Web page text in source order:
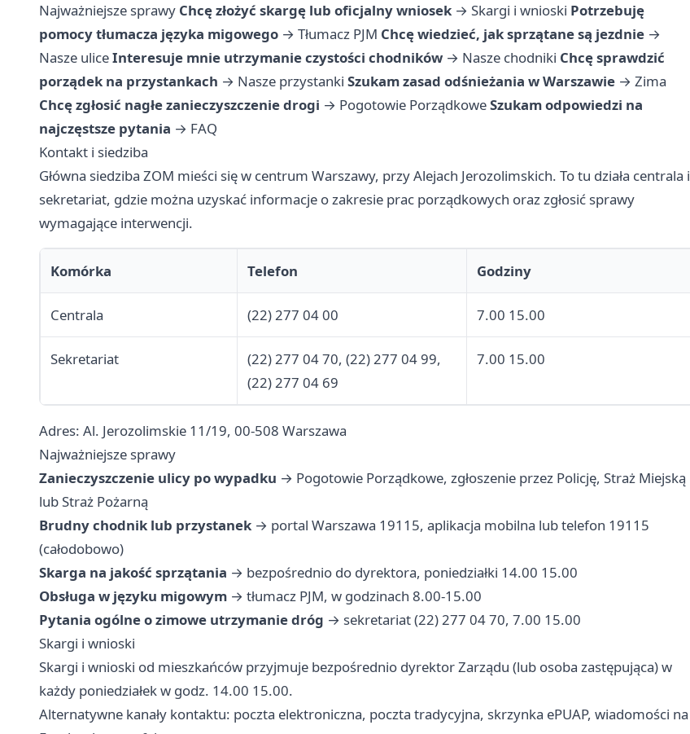
Najważniejsze sprawy Chcę złożyć skargę lub oficjalny wniosek → Skargi i wnioski Potrzebuję
pomocy tłumacza języka migowego → Tłumacz PJM Chcę wiedzieć, jak sprzątane są jezdnie →
Nasze uliceInteresuje mnie utrzymanie czystości chodników → Nasze chodniki Chcę sprawdzić
porządek na przystankach → Nasze przystanki Szukam zasad odśnieżania w Warszawie → Zima
Chcę zgłosić nagłe zanieczyszczenie drogi → Pogotowie PorządkoweSzukam odpowiedzi na
najczęstsze pytania → FAQ
Kontakt i siedziba
Główna siedziba ZOM mieści się w centrum Warszawy, przy Alejach Jerozolimskich. To tu działa centrala i
sekretariat, gdzie można uzyskać informacje o zakresie prac porządkowych oraz zgłosić sprawy
wymagające interwencji.
Komórka Telefon Godziny
Centrala (22) 277 04 00 7.00 15.00
Sekretariat
(22) 277 04 70, (22) 277 04 99,
(22) 277 04 69
7.00 15.00
Adres: Al. Jerozolimskie 11/19, 00-508 Warszawa
Najważniejsze sprawy
Zanieczyszczenie ulicy po wypadku → Pogotowie Porządkowe, zgłoszenie przez Policję, Straż Miejską
lub Straż Pożarną
Brudny chodnik lub przystanek → portal Warszawa 19115, aplikacja mobilna lub telefon 19115
(całodobowo)
Skarga na jakość sprzątania → bezpośrednio do dyrektora, poniedziałki 14.00 15.00
Obsługa w języku migowym → tłumacz PJM, w godzinach 8.00-15.00
Pytania ogólne o zimowe utrzymanie dróg → sekretariat (22) 277 04 70, 7.00 15.00
Skargi i wnioski
Skargi i wnioski od mieszkańców przyjmuje bezpośrednio dyrektor Zarządu (lub osoba zastępująca) w
każdy poniedziałek w godz. 14.00 15.00.
Alternatywne kanały kontaktu: poczta elektroniczna, poczta tradycyjna, skrzynka ePUAP, wiadomości na